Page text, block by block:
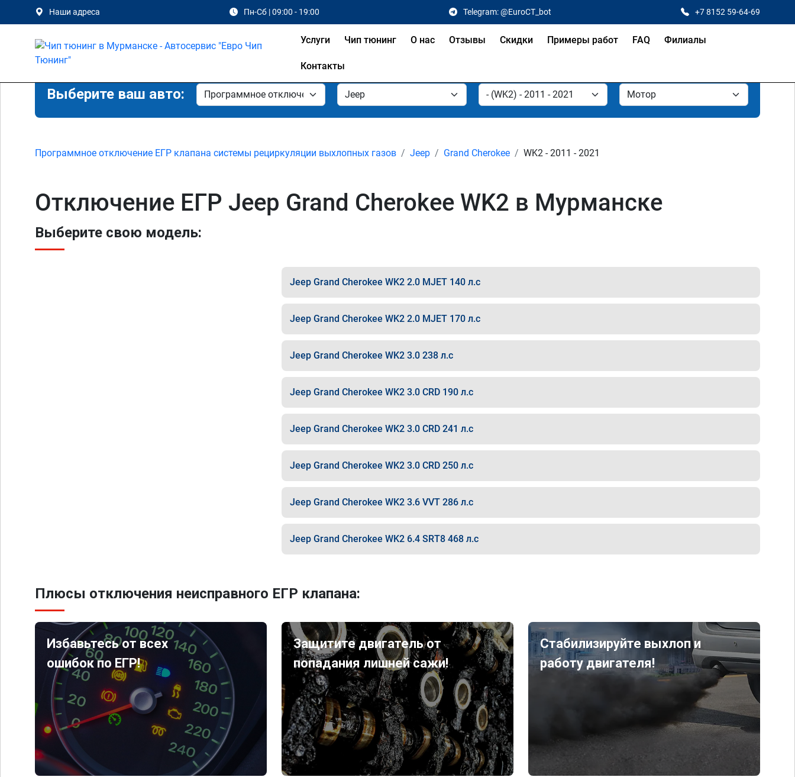
Наши адреса Пн-Сб | 09:00 - 19:00 Telegram: @EuroCT_bot +7 8152 59-64-69
Услуги Чип тюнинг О нас Отзывы Скидки Примеры работ FAQ Филиалы
Контакты
Выберите ваш авто:
Программное отключение ЕГР клапана системы рециркуляции выхлопных газов Jeep Grand Cherokee WK2 - 2011 - 2021
Отключение ЕГР Jeep Grand Cherokee WK2 в Мурманске
Выберите свою модель:
Jeep Grand Cherokee WK2 2.0 MJET 140 л.с
Jeep Grand Cherokee WK2 2.0 MJET 170 л.с
Jeep Grand Cherokee WK2 3.0 238 л.с
Jeep Grand Cherokee WK2 3.0 CRD 190 л.с
Jeep Grand Cherokee WK2 3.0 CRD 241 л.с
Jeep Grand Cherokee WK2 3.0 CRD 250 л.с
Jeep Grand Cherokee WK2 3.6 VVT 286 л.с
Jeep Grand Cherokee WK2 6.4 SRT8 468 л.с
Плюсы отключения неисправного ЕГР клапана:
Избавьтесь от всех
ошибок по ЕГР!
Защитите двигатель от
попадания лишней сажи!
Стабилизируйте выхлоп и
работу двигателя!